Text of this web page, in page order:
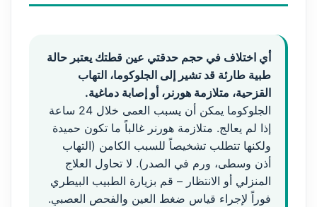
أي اختلاف في حجم حدقتي عين قطتك يعتبر حالة
طبية طارئة قد تشير إلى الجلوكوما، التهاب
القزحية، متلازمة هورنر، أو إصابة دماغية.
الجلوكوما يمكن أن يسبب العمى خلال 24 ساعة
إذا لم يعالج. متلازمة هورنر غالباً ما تكون حميدة
ولكنها تتطلب تشخيصاً للسبب الكامن (التهاب
أذن وسطى، ورم في الصدر). لا تحاول العلاج
المنزلي أو الانتظار – قم بزيارة الطبيب البيطري
فوراً لإجراء قياس ضغط العين والفحص العصبي.